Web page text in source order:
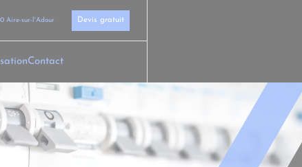
Aire-sur-l'Adour Devis gratuit
Contact